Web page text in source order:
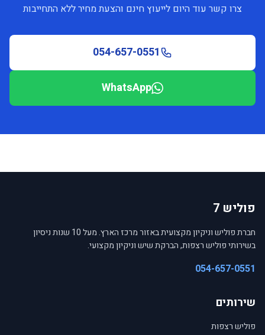
צרו קשר עוד היום לייעוץ חינם והצעת מחיר ללא התחייבות
054-657-0551
WhatsApp
פוליש 7
חברת פוליש וניקיון מקצועית באזור מרכז הארץ. מעל 10 שנות ניסיון
בשירותי פוליש רצפות, הברקת שיש וניקיון מקצועי.
054-657-0551
שירותים
פוליש רצפות